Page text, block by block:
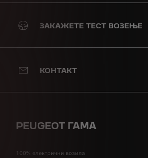
ЗАКАЖЕТЕ ТЕСТ ВОЗЕЊЕ
КОНТАКТ
PEUGEOT ГАМА
100% електрични возила